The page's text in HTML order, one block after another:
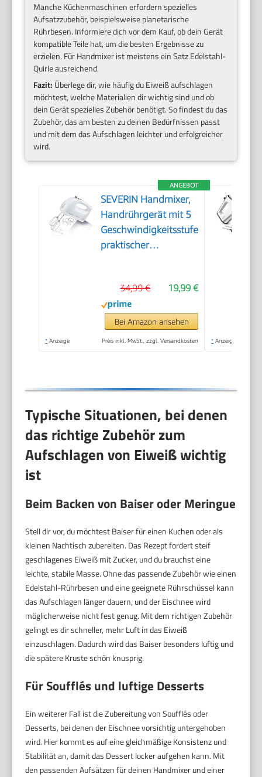
Manche Küchenmaschinen erfordern spezielles
Aufsatzzubehör, beispielsweise planetarische
Rührbesen. Informiere dich vor dem Kauf, ob dein Gerät
kompatible Teile hat, um die besten Ergebnisse zu
erzielen. Für Handmixer ist meistens ein Satz Edelstahl-
Quirle ausreichend.
Fazit: Überlege dir, wie häufig du Eiweiß aufschlagen
möchtest, welche Materialien dir wichtig sind und ob
dein Gerät spezielles Zubehör benötigt. So findest du das
Zubehör, das am besten zu deinen Bedürfnissen passt
und mit dem das Aufschlagen leichter und erfolgreicher
wird.
ANGEBOT
SEVERIN Handmixer,
Handrührgerät mit 5
Geschwindigkeitsstufen,
praktischer
und -Knethaken,
weiß, HM 3820
19,99 €
34,99 €
Bei Amazon ansehen
* Anzeige Preis inkl. MwSt., zzgl. Versandkosten * Anzeige
Typische Situationen, bei denen
das richtige Zubehör zum
Aufschlagen von Eiweiß wichtig
ist
Beim Backen von Baiser oder Meringue
Stell dir vor, du möchtest Baiser für einen Kuchen oder als
kleinen Nachtisch zubereiten. Das Rezept fordert steif
geschlagenes Eiweiß mit Zucker, und du brauchst eine
leichte, stabile Masse. Ohne das passende Zubehör wie einen
Edelstahl-Rührbesen und eine geeignete Rührschüssel kann
das Aufschlagen länger dauern, und der Eischnee wird
möglicherweise nicht fest genug. Mit dem richtigen Zubehör
gelingt es dir schneller, mehr Luft in das Eiweiß
einzuschlagen. Dadurch wird das Baiser besonders luftig und
die spätere Kruste schön knusprig.
Für Soufflés und luftige Desserts
Ein weiterer Fall ist die Zubereitung von Soufflés oder
Desserts, bei denen der Eischnee vorsichtig untergehoben
wird. Hier kommt es auf eine gleichmäßige Konsistenz und
Stabilität an, damit das Dessert locker aufgehen kann. Mit
den passenden Aufsätzen für deinen Handmixer und einer